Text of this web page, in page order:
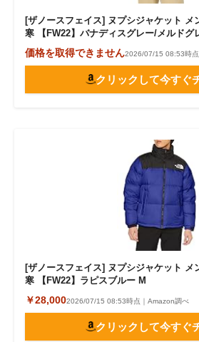
[ザノースフェイス] ヌプシジャケット メ
寒 【FW22】バナディスグレー/メルドグ
価格を取得できません2026/07/15 08:53時
クリックして今すぐ
[ザノースフェイス] ヌプシジャケット メ
寒 【FW22】ラピスブルー M
￥28,0002026/07/15 08:53時点｜Amazon調べ
クリックして今すぐ